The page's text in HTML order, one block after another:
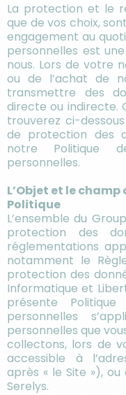
La protection et le
que de vos choix,
engagement au
personnelles est
nous. Lors de votre
ou de l’achat de
transmettre des
directe ou indirecte.
trouverez ci-
de protection des
notre Politique
personnelles.
L’Objet et le
Politique
L’ensemble du
protection des
réglementations
notamment le
protection des
Informatique et
présente
personnelles
personnelles que
collectons, lors de
accessible à
après « le Site »),
Serelys.